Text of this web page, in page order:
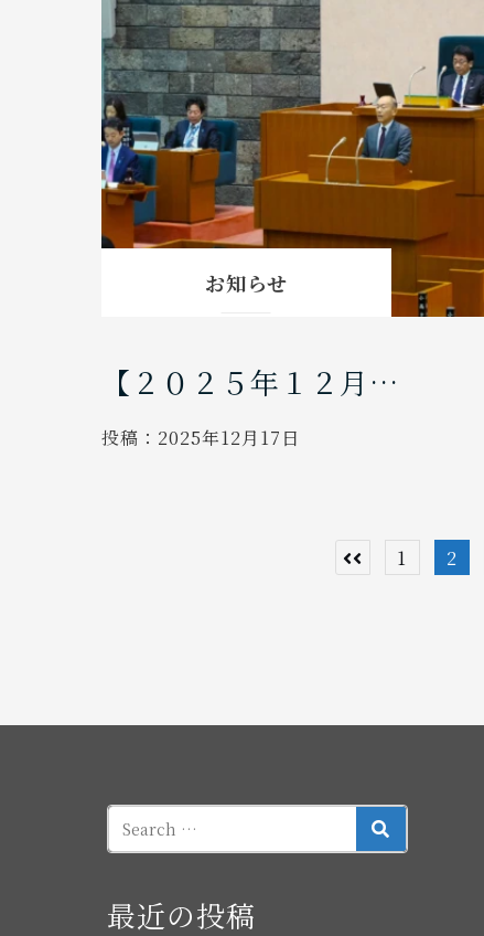
お知らせ
【２０２５年１２月…
投稿： 2025年12月17日
投
ジ
り
1 2
SEARCH
最近の投稿